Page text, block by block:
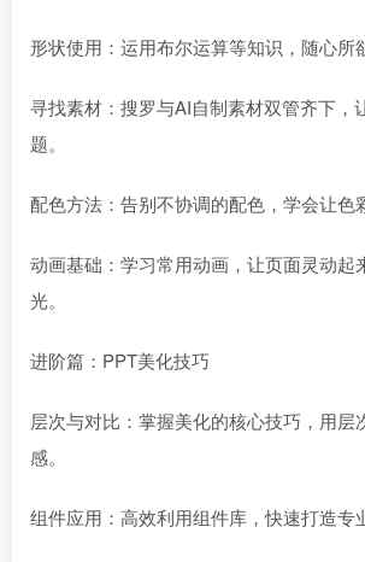
形状使用：运用布尔运算等知识，随心所
寻找素材：搜罗与AI自制素材双管齐下，
题。
配色方法：告别不协调的配色，学会让色
动画基础：学习常用动画，让页面灵动起
光。
进阶篇：PPT美化技巧
层次与对比：掌握美化的核心技巧，用层
感。
组件应用：高效利用组件库，快速打造专